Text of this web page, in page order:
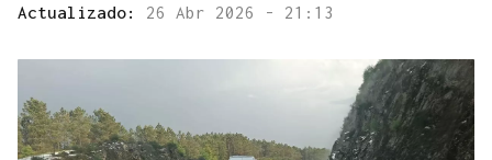
Actualizado: 26 Abr 2026 - 21:13